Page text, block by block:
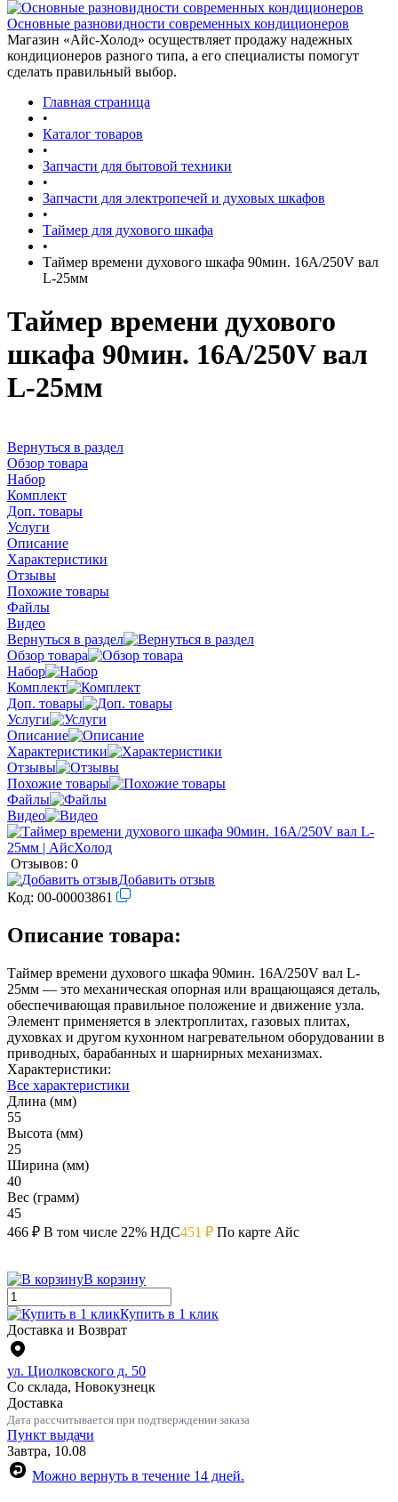
Основные разновидности современных кондиционеров
Магазин «Айс-Холод» осуществляет продажу надежных
кондиционеров разного типа, а его специалисты помогут
сделать правильный выбор.
Главная страница
•
Каталог товаров
•
Запчасти для бытовой техники
•
Запчасти для электропечей и духовых шкафов
•
Таймер для духового шкафа
•
Таймер времени духового шкафа 90мин. 16A/250V вал
L-25мм
Таймер времени духового
шкафа 90мин. 16A/250V вал
L-25мм
Вернуться в раздел
Обзор товара
Набор
Комплект
Доп. товары
Услуги
Описание
Характеристики
Отзывы
Похожие товары
Файлы
Видео
Вернуться в раздел
Обзор товара
Набор
Комплект
Доп. товары
Услуги
Описание
Характеристики
Отзывы
Похожие товары
Файлы
Видео
Отзывов: 0
Добавить отзыв
Код: 00-00003861
Описание товара:
Таймер времени духового шкафа 90мин. 16A/250V вал L-
25мм — это механическая опорная или вращающаяся деталь,
обеспечивающая правильное положение и движение узла.
Элемент применяется в электроплитах, газовых плитах,
духовках и другом кухонном нагревательном оборудовании в
приводных, барабанных и шарнирных механизмах.
Характеристики:
Все характеристики
Длина (мм)
55
Высота (мм)
25
Ширина (мм)
40
Вес (грамм)
45
466 ₽ В том числе 22% НДС451 ₽ По карте Айс
В корзину
Купить в 1 клик
Доставка и Возврат
ул. Циолковского д. 50
Со склада, Новокузнецк
Доставка
Дата рассчитывается при подтверждении заказа
Пункт выдачи
Завтра, 10.08
Можно вернуть в течение 14 дней.